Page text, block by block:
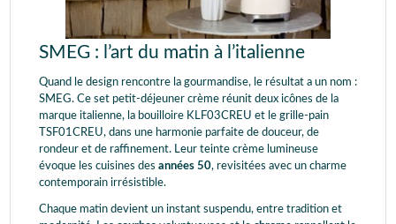
SMEG : l’art du matin à l’italienne
Quand le design rencontre la gourmandise, le résultat a un nom :
SMEG. Ce set petit-déjeuner crème réunit deux icônes de la
marque italienne, la bouilloire KLF03CREU et le grille-pain
TSF01CREU, dans une harmonie parfaite de douceur, de
rondeur et de raffinement. Leur teinte crème lumineuse
évoque les cuisines des années 50, revisitées avec un charme
contemporain irrésistible.
Chaque matin devient un instant suspendu, entre tradition et